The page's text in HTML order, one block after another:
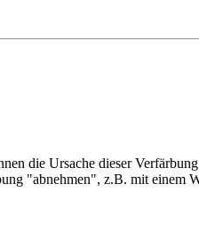
die Ursache dieser
"abnehmen", z.B. mit einem